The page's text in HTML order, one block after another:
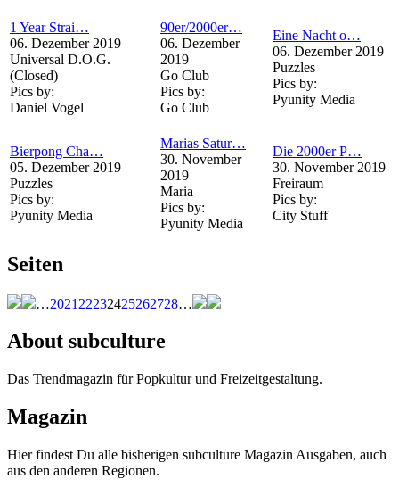
1 Year Strai…
06. Dezember 2019
Universal D.O.G.
(Closed)
Pics by:
Daniel Vogel
90er/2000er…
06. Dezember
2019
Go Club
Pics by:
Go Club
Eine Nacht o…
06. Dezember 2019
Puzzles
Pics by:
Pyunity Media
Bierpong Cha…
05. Dezember 2019
Puzzles
Pics by:
Pyunity Media
Marias Satur…
30. November
2019
Maria
Pics by:
Pyunity Media
Die 2000er P…
30. November 2019
Freiraum
Pics by:
City Stuff
Seiten
…2021 22232425262728…
About subculture
Das Trendmagazin für Popkultur und Freizeitgestaltung.
Magazin
Hier findest Du alle bisherigen subculture Magazin Ausgaben, auch
aus den anderen Regionen.